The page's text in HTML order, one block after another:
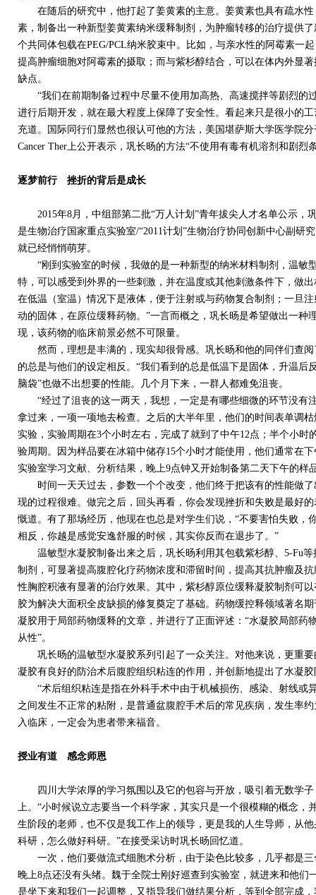
在随后的研究中，他打起了姜黄素的主意。姜黄素也具有疏水性
素，制备出一种新型姜黄素纳米缓释制剂，为肿瘤转移的治疗提供
个共同体包载在PEG/PCL纳米胶束中。比如，与亲水性的阿霉素一
提高肿瘤细胞对阿霉素的摄取；而与紫杉醇结合，可以在体内外显
缺点。
“我们在前期制备过程中尽量不使用加高热、高速搅拌等剧烈的
进行后期开发，就在最大程度上保障了安全性。看起来只是很小的
充道。国际同行们显然也很认可他的方法，美国堪萨斯大学医学院
Cancer Ther上公开表示，巩长旸的方法“不使用有毒有机溶剂和剧烈
逐梦前行 挫折的背后是成长
2015年8月，中组部第二批“万人计划”青年拔尖人才名单公示，
是生物治疗国家重点实验室/“2011计划”生物治疗协同创新中心副研
就已经悄悄萌芽。
“刚到实验室的时候，我做的是一种新型的纳米材料制剂，温敏
特，可以感受到外界的一些刺激，并在温度或其他刺激条件下，做
在低温（室温）情况下是液体，便于注射或与药物复合制剂；一旦
动的固体，在原位缓释药物。”一言而概之，巩长旸是希望做出一种
现，该药物的临床前景必然不可限量。
然而，理想是丰满的，现实却很骨感。巩长旸和他的同伴们查阅
的总是与他们的设定相反。“我们看到的总是低温下是固体，升温后
脑袋”也做不出想要的性能。几个月下来，一群人都难免沮丧。
“经过了沮丧的这一两天，我想，一定是有哪些细微的环节没有
拿过来，一项一项地去检查。之后的大半年里，他们的时间表单调
实验，实验周期在3个小时左右，完成了就到了中午12点；半个小
验周期。因为样品要在冰箱中储存15个小时才能使用，他们通常在
实验室学习文献、分析结果，晚上9点钟又开始制备第二天下午的样
时间一天天过去，参数一个个改变，他们终于把该有的性能做了
现的过程很难。做完之后，回头再看，你会发现挫折和失败是最好
慨道。有了那场经历，他现在也总是对学生们说，“不要害怕失败，
相反，你越是感觉安逸舒服的时候，其实你反而在退步了。”
温敏型水凝胶制备出来之后，巩长旸利用其包载紫杉醇、5-Fu等
制剂，可显著提高腹腔化疗药物浓度和滞留时间，提高其抗肿瘤及
性胸腔积液有显著的治疗效果。其中，紫杉醇原位缓释凝胶制剂可
胶为解决大面积全皮缺损的修复奠定了基础。药物缓控释领域著名期
凝胶用于局部药物缓释的文章，并进行了正面评述：“水凝胶局部药
从性”。
巩长旸的温敏型水凝胶系列引起了一众关注。对他来说，更重要
凝胶有良好的防治术后腹腔组织粘连的作用，并创新地提出了水凝
“术后组织粘连是指在外科手术中由于机械损伤、感染、射线或
之间发生不正常的粘附，是普通盆腹腔手术后的常见疾病，发生率
入临床，一定会为患者带来福音。
授业有道 感念师恩
四川大学浓厚的学习氛围以及它的包容与开放，吸引着无数学子
上。“小时候说立志要当一个科学家，其实只是一个很模糊的概念，
生阶段的老师，也不仅是我工作上的领导，更是我的人生导师，从
科研，怎么做好科研。”在接受采访时巩长旸回忆道。
一次，他们要做流式细胞术分析，由于染色比较多，几乎都是三
晚上8点还没有头绪。魏于全院士刚好巡查到实验室，就进来和他们
是坐下来和我们一起调整，又指导我们做结果分析，等到全部完成